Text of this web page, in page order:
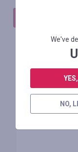
We've
NO,